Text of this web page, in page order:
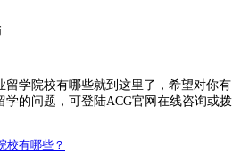
留学院校有哪些就到这里了，希望对你有
学的问题，可登陆ACG官网在线咨询或拨
校有哪些？